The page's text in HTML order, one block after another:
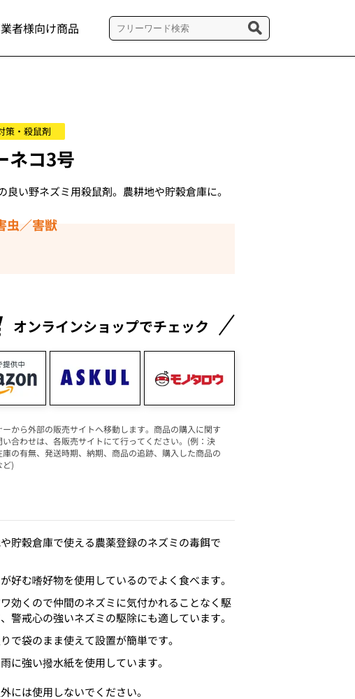
者様向け商品
策・殺鼠剤
ネコ3号
良い野ネズミ用殺鼠剤。農耕地や貯穀倉庫に。
虫／害獣
オンラインショップでチェック
ーから外部の販売サイトへ移動します。商品の購入に関す
い合わせは、各販売サイトにて行ってください。(例：決
庫の有無、発送時期、納期、商品の追跡、購入した商品の
ど)
貯穀倉庫で使える農薬登録のネズミの毒餌で
好む嗜好物を使用しているのでよく食べます。
効くので仲間のネズミに気付かれることなく駆
警戒心の強いネズミの駆除にも適しています。
で袋のまま使えて設置が簡単です。
に強い撥水紙を使用しています。
には使用しないでください。